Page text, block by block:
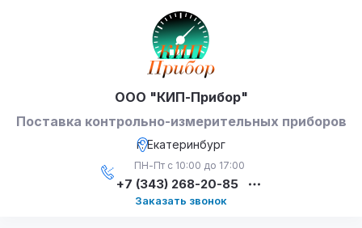
ООО "КИП-Прибор"
Поставка контрольно-измерительных приборов
г. Екатеринбург
ПН-Пт с 10:00 до 17:00
+7 (343) 268-20-85
Заказать звонок